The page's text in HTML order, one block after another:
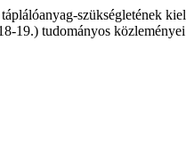
szükségletének
19.) tudományos